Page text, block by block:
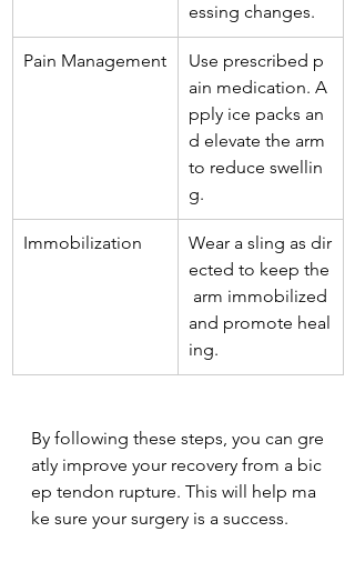
essing changes.
Pain Management
Use prescribed p
ain medication. A
pply ice packs an
d elevate the arm
to reduce swellin
g.
Immobilization
Wear a sling as dir
ected to keep the
arm immobilized
and promote heal
ing.
By following these steps, you can gre
atly improve your recovery from a bic
ep tendon rupture. This will help ma
ke sure your surgery is a success.